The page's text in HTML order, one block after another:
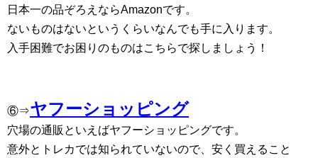
日本一の品ぞろえならAmazonです。
ないものはないというくらいなんでも手に入ります。
入手困難でお困りのものはこちらで探しましょう！
⑥⇒ヤフーショッピング
穴場の通販といえばヤフーショッピングです。
意外とトレカでは知られていないので、安く買えること